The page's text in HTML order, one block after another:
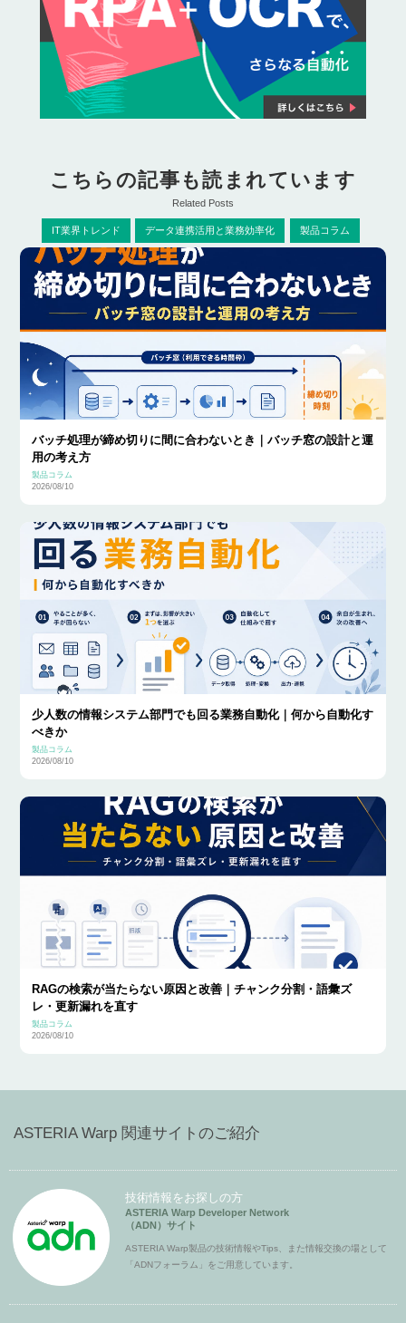
こちらの記事も読まれています
Related Posts
IT業界トレンド データ連携活用と業務効率化 製品コラム
バッチ処理が締め切りに間に合わないとき｜バッチ窓の設計と運
用の考え方
製品コラム
2026/08/10
少人数の情報システム部門でも回る業務自動化｜何から自動化す
べきか
製品コラム
2026/08/10
RAGの検索が当たらない原因と改善｜チャンク分割・語彙ズ
レ・更新漏れを直す
製品コラム
2026/08/10
ASTERIA Warp 関連サイトのご紹介
技術情報をお探しの方
ASTERIA Warp Developer Network
（ADN）サイト
ASTERIA Warp製品の技術情報やTips、また情報交換の場として
「ADNフォーラム」をご用意しています。